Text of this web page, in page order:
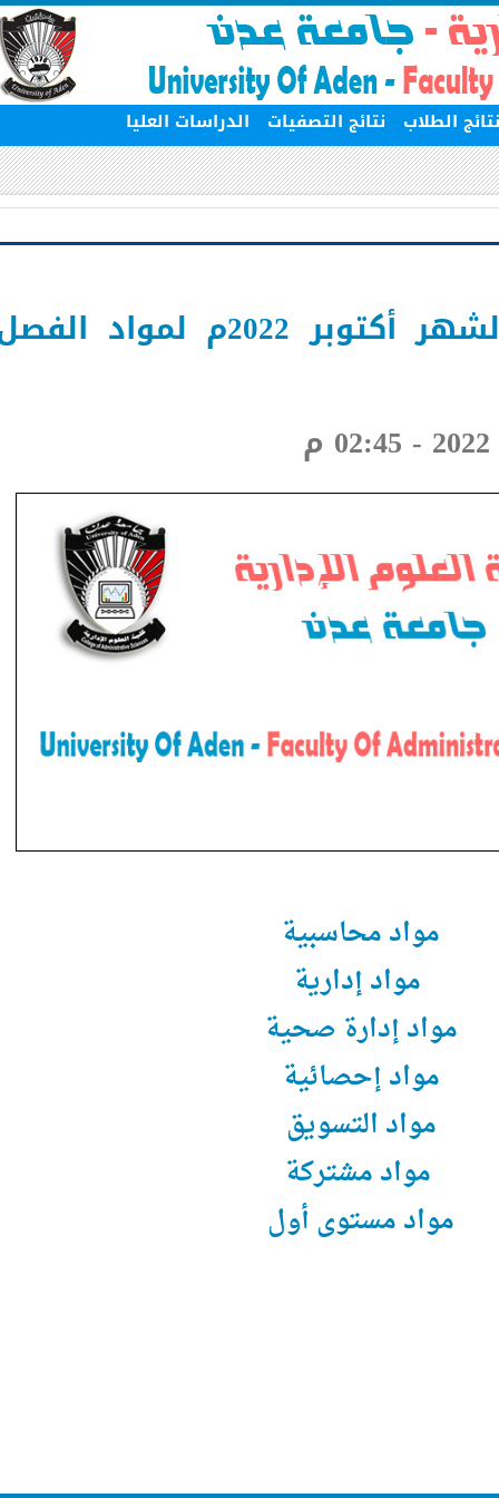
الطلاب نتائج التصفيات الدراسات العليا
نتائج التصفية لشهر أكتوبر 2022م لمواد الفصل
مواد محاسبية
مواد إدارية
مواد إدارة صحية
مواد إحصائية
مواد التسويق
مواد مشتركة
مواد مستوى أول